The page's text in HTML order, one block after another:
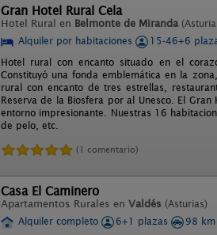
Gran Hotel Rural Cela
Hotel Rural en Belmonte de Miranda
Alquiler por habitaciones
15-46+6
Hotel rural con encanto situado en el
Constituyó una fonda emblemática en la
rural con encanto de tres estrellas,
Reserva de la Biosfera por al Unesco. El
entorno impresionante. Nuestras 16
de pelo, etc.
(1 comentario)
Casa El Caminero
Apartamentos Rurales en Valdés (Asturias)
Alquiler completo
6+1 plazas
98 km